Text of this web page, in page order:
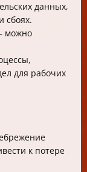
данных,
сбоях.
можно
для рабочих
к потере